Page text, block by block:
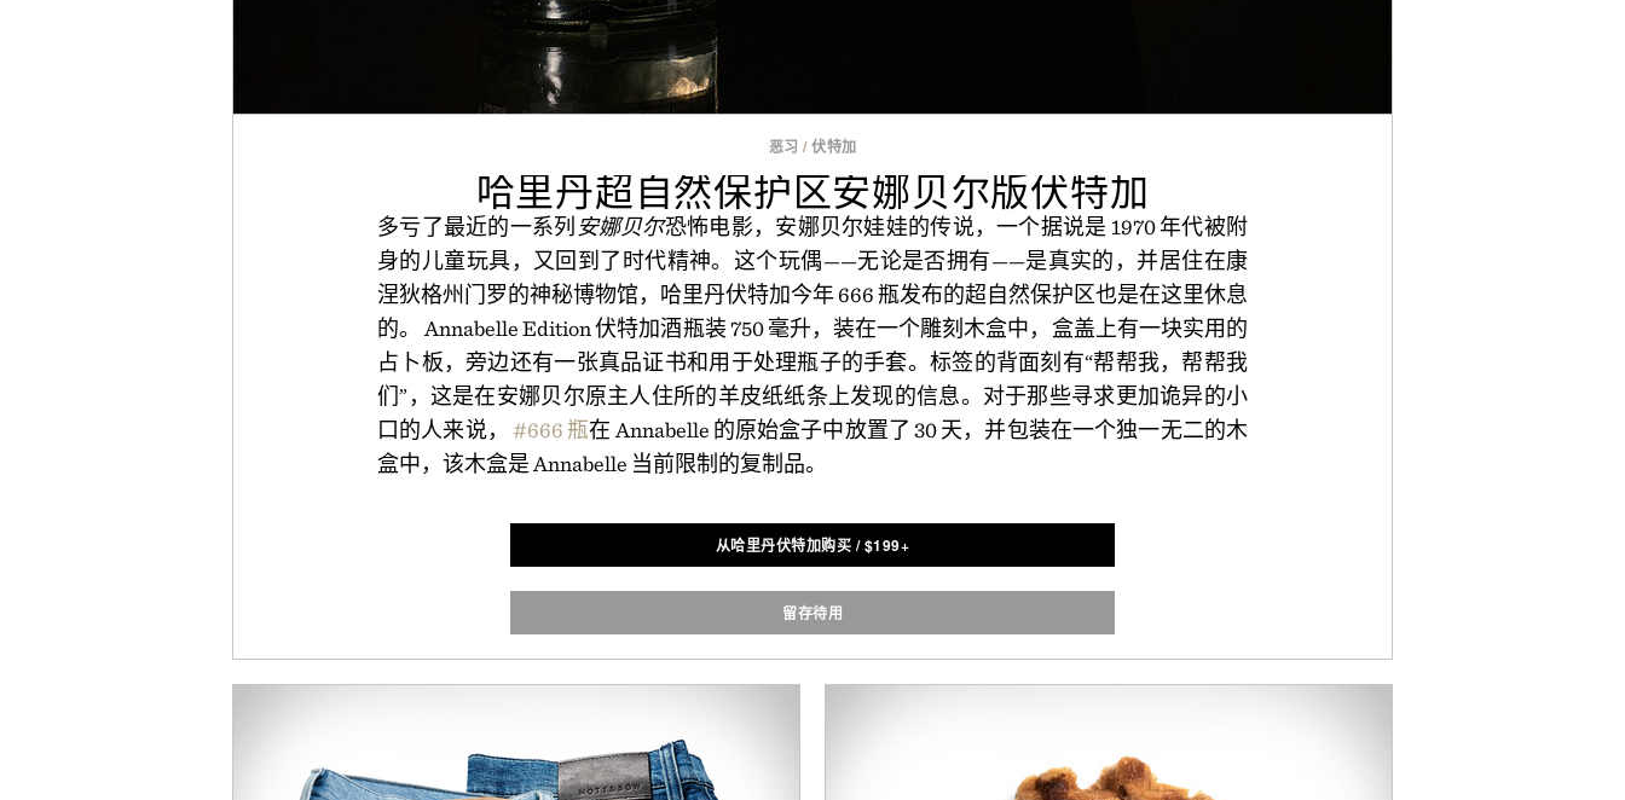
恶习 /伏特加
哈里丹超自然保护区安娜贝尔版伏特加
多亏了最近的一系列 安娜贝尔恐怖电影，安娜贝尔娃娃的传说，一个据说是 1970 年代被附
身的儿童玩具，又回到了时代精神。这个玩偶——无论是否拥有——是真实的，并居住在康
涅狄格州门罗的神秘博物馆，哈里丹伏特加今年 666 瓶发布的超自然保护区也是在这里休息
的。 Annabelle Edition 伏特加酒瓶装 750 毫升，装在一个雕刻木盒中，盒盖上有一块实用的
占卜板，旁边还有一张真品证书和用于处理瓶子的手套。标签的背面刻有“帮帮我，帮帮我
们”，这是在安娜贝尔原主人住所的羊皮纸纸条上发现的信息。对于那些寻求更加诡异的小
口的人来说， #666 瓶在 Annabelle 的原始盒子中放置了 30 天，并包装在一个独一无二的木
盒中，该木盒是 Annabelle 当前限制的复制品。
从哈里丹伏特加购买 /$199+
留存待用